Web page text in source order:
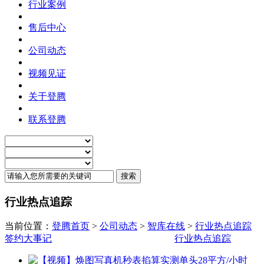
行业案例
售后中心
公司动态
视频见证
关于登腾
联系登腾
行业热点追踪
当前位置： 登腾首页 > 公司动态 > 智库在线 > 行业热点追踪
签约大事记
行业热点追踪